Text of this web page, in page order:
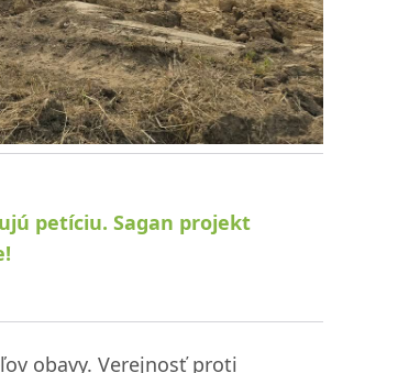
petíciu. Sagan projekt
obavy. Verejnosť proti